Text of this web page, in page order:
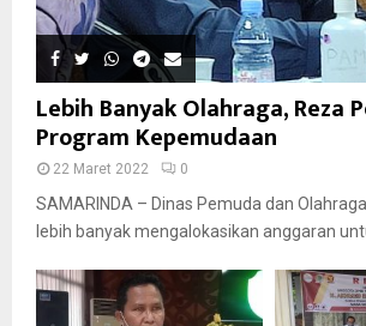
Lebih Banyak Olahraga, Reza
Program Kepemudaan
22 Maret 2022 0
SAMARINDA – Dinas Pemuda dan
lebih banyak mengalokasikan anggaran